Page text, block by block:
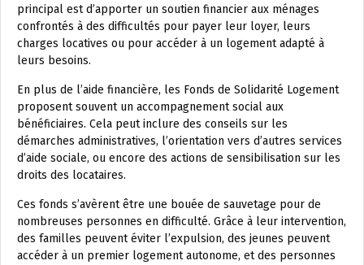
principal est d’apporter un soutien financier aux ménages
confrontés à des difficultés pour payer leur loyer, leurs
charges locatives ou pour accéder à un logement adapté à
leurs besoins.
En plus de l’aide financière, les Fonds de Solidarité Logement
proposent souvent un accompagnement social aux
bénéficiaires. Cela peut inclure des conseils sur les
démarches administratives, l’orientation vers d’autres services
d’aide sociale, ou encore des actions de sensibilisation sur les
droits des locataires.
Ces fonds s’avèrent être une bouée de sauvetage pour de
nombreuses personnes en difficulté. Grâce à leur intervention,
des familles peuvent éviter l’expulsion, des jeunes peuvent
accéder à un premier logement autonome, et des personnes